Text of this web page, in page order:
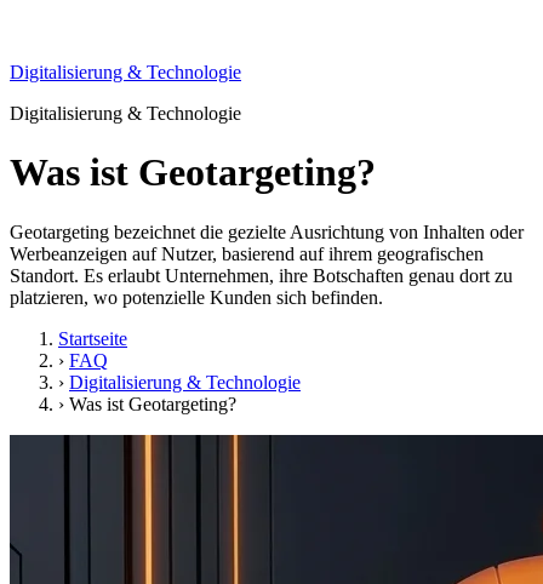
Digitalisierung & Technologie
Digitalisierung & Technologie
Was ist Geotargeting?
Geotargeting bezeichnet die gezielte Ausrichtung von Inhalten oder
Werbeanzeigen auf Nutzer, basierend auf ihrem geografischen
Standort. Es erlaubt Unternehmen, ihre Botschaften genau dort zu
platzieren, wo potenzielle Kunden sich befinden.
Startseite
› FAQ
› Digitalisierung & Technologie
› Was ist Geotargeting?